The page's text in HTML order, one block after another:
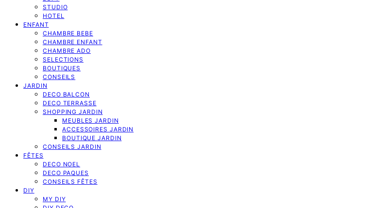
STUDIO
HOTEL
ENFANT
CHAMBRE BEBE
CHAMBRE ENFANT
CHAMBRE ADO
SELECTIONS
BOUTIQUES
CONSEILS
JARDIN
DECO BALCON
DECO TERRASSE
SHOPPING JARDIN
MEUBLES JARDIN
ACCESSOIRES JARDIN
BOUTIQUE JARDIN
CONSEILS JARDIN
FÊTES
DECO NOEL
DECO PAQUES
CONSEILS FÊTES
DIY
MY DIY